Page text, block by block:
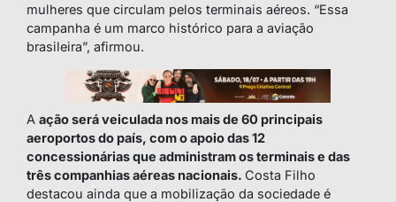
mulheres que circulam pelos terminais aéreos. “Essa
campanha é um marco histórico para a aviação
brasileira”, afirmou.
A ação será veiculada nos mais de 60 principais
aeroportos do país, com o apoio das 12
concessionárias que administram os terminais e das
três companhias aéreas nacionais. Costa Filho
destacou ainda que a mobilização da sociedade é